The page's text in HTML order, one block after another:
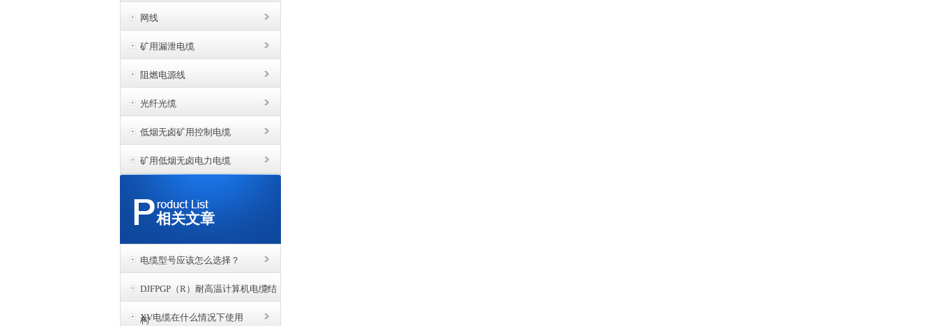
网线
矿用漏泄电缆
阻燃电源线
光纤光缆
低烟无卤矿用控制电缆
矿用低烟无卤电力电缆
相关文章
电缆型号应该怎么选择？
DJFPGP（R）耐高温计算机电缆结
构
XV电缆在什么情况下使用